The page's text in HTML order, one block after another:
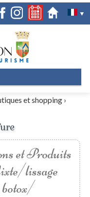
▼
et shopping›
et Produits
lissage